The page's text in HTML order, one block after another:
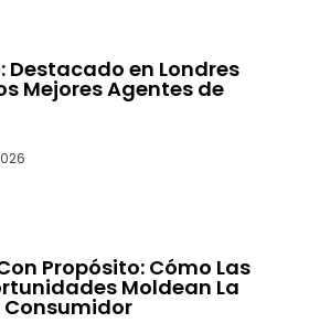
Destacado en Londres
Mejores Agentes de
Propósito: Cómo Las
Moldean La
Consumidor